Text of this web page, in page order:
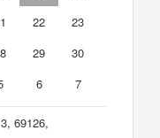
22
23
29
30
6 7
69126,